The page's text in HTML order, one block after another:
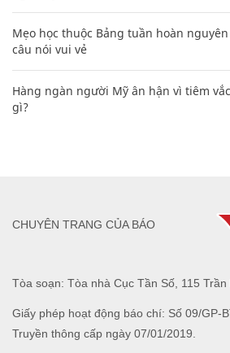
Mẹo học thuộc Bảng tuần hoàn
câu nói vui vẻ
Hàng ngàn người Mỹ ân hận vì tiêm
gì?
Tòa soạn: Tòa nhà Cục Tần Số, 115
Giấy phép hoạt động báo chí: Số 09/GP-
Truyền thông cấp ngày 07/01/2019.
CHUYÊN TRANG CỦA BÁO